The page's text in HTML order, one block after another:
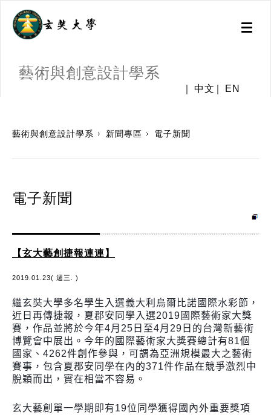
Toggle
藝術與創意設計學系
中文 EN
藝術與創意設計學系 新聞專區 電子新聞
電子新聞
【玄大藝創捷報連連】
2019.01.23( 週三. )
繼玄奘大學多名學生入選義大利烏爾比諾國際水彩節，
近日再傳捷報，夏郡安同學入選2019國際藝術家大獎
賽，作品並將於今年4月25日至4月29日的台灣新藝術
博覽會中展出。今年的國際藝術家大獎賽總計有81個
國家、4262件創作參與，可謂為亞洲規模最大之藝術
賽事，包含夏郡安同學在內的371件作品在競爭激烈中
脫穎而出，實在相當不容易。
玄大藝創單一學期即有19位同學獲得國內外重要獎項